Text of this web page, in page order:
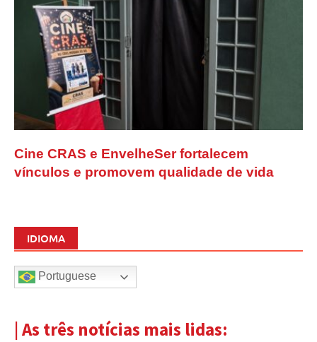
Cine CRAS e EnvelheSer fortalecem
vínculos e promovem qualidade de vida
IDIOMA
Portuguese
| As três notícias mais lidas: